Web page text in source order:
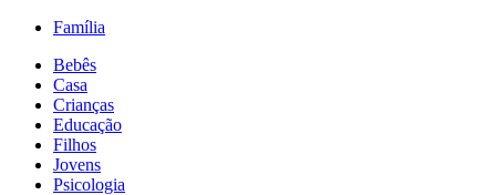
Família
Bebês
Casa
Crianças
Educação
Filhos
Jovens
Psicologia